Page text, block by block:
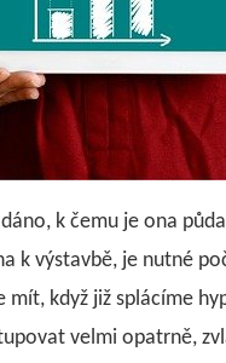
k čemu je ona
k výstavbě, je nutné
mít, když již splácíme
velmi opatrně,